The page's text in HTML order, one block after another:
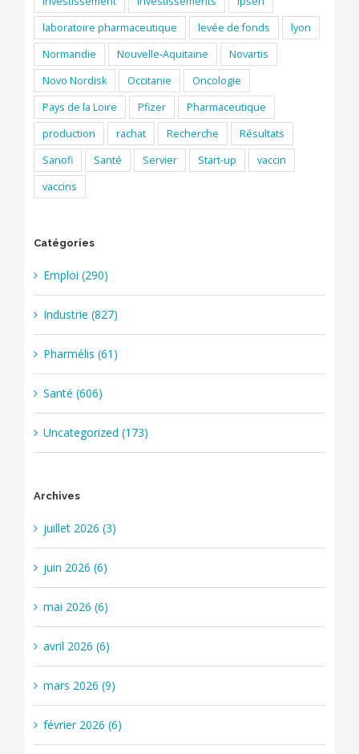
laboratoire pharmaceutique
levée de fonds
lyon
Normandie
Nouvelle-Aquitaine
Novartis
Novo Nordisk
Occitanie
Oncologie
Pays de la Loire
Pfizer
Pharmaceutique
production
rachat Recherche
Résultats
Sanofi
Santé Servier Start-up
vaccin
vaccins
Catégories
Emploi (290)
Industrie (827)
Pharmélis (61)
Santé (606)
Uncategorized (173)
Archives
juillet 2026 (3)
juin 2026 (6)
mai 2026 (6)
avril 2026 (6)
mars 2026 (9)
février 2026 (6)